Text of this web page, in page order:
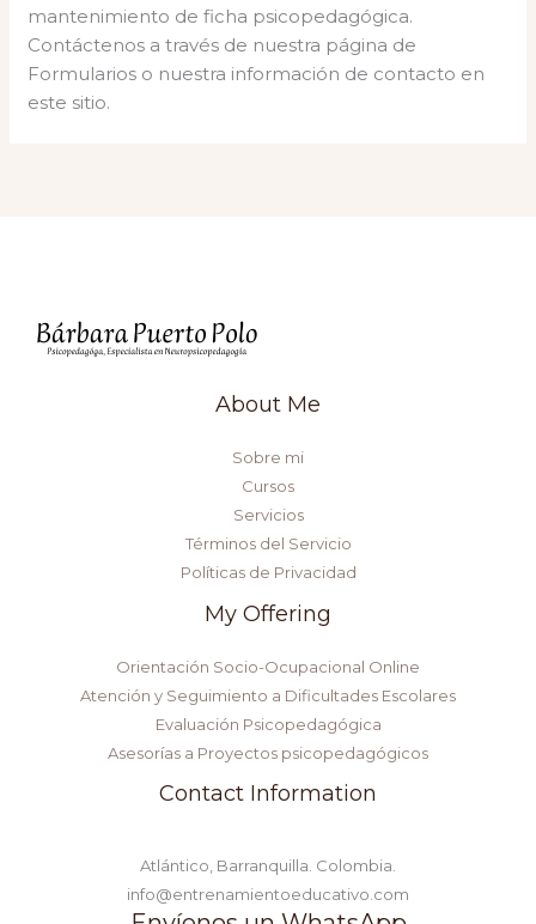
mantenimiento de ficha psicopedagógica.
Contáctenos a través de nuestra página de
Formularios o nuestra información de contacto en
este sitio.
About Me
Sobre mi
Cursos
Servicios
Términos del Servicio
Políticas de Privacidad
My Offering
Orientación Socio-Ocupacional Online
Atención y Seguimiento a Dificultades Escolares
Evaluación Psicopedagógica
Asesorías a Proyectos psicopedagógicos
Contact Information
Atlántico, Barranquilla. Colombia.
info@entrenamientoeducativo.com